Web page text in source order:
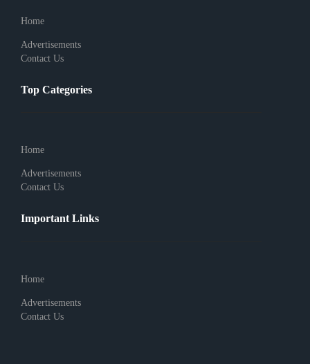
Home
Advertisements
Contact Us
Top Categories
Home
Advertisements
Contact Us
Important Links
Home
Advertisements
Contact Us